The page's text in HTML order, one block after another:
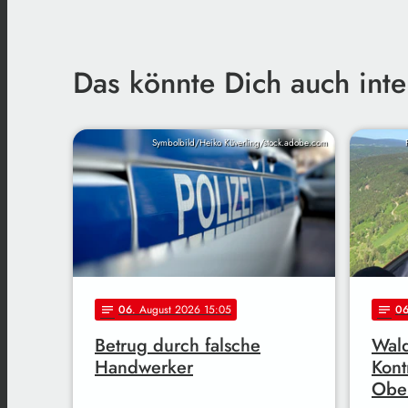
Das könnte Dich auch
Symbolbild/Heiko Küverling/stock.adobe.com
notes 06. August 2026 15:05
Betrug durch falsche
Handwerker
notes 06